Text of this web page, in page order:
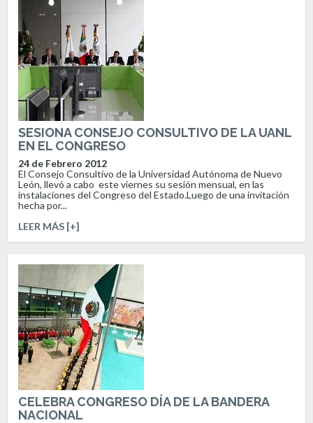
SESIONA CONSEJO CONSULTIVO DE LA UANL
EN EL CONGRESO
24 de Febrero 2012
El Consejo Consultivo de la Universidad Autónoma de Nuevo
León, llevó a cabo este viernes su sesión mensual, en las
instalaciones del Congreso del Estado.Luego de una invitación
hecha por...
LEER MÁS [+]
CELEBRA CONGRESO DÍA DE LA BANDERA
NACIONAL